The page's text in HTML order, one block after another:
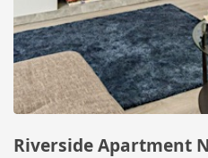
Riverside Apartment